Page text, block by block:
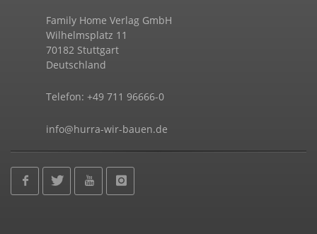
Family Home Verlag GmbH
Wilhelmsplatz 11
70182 Stuttgart
Deutschland
Telefon: +49 711 96666-0
info@hurra-wir-bauen.de